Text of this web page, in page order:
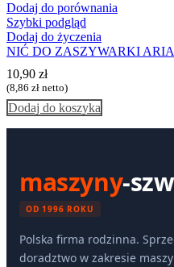
Dodaj do porównania
Szybki podgląd
Dodaj do życzenia
NIĆ DO ZASZYWARKI
10,90 zł
(8,86 zł netto)
Dodaj do koszyka
maszyny-
OD 1996 ROKU
Polska firma rodzinna.
doradztwo w zakresie